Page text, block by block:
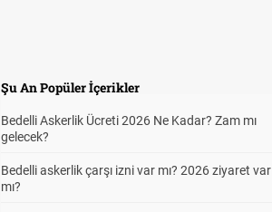
Şu An Popüler İçerikler
Bedelli Askerlik Ücreti 2026 Ne Kadar? Zam mı
gelecek?
Bedelli askerlik çarşı izni var mı? 2026 ziyaret var
mı?